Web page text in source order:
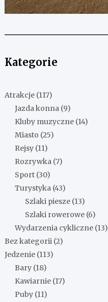
Kategorie
Atrakcje (117)
Jazda konna (9)
Kluby muzyczne (14)
Miasto (25)
Rejsy (11)
Rozrywka (7)
Sport (30)
Turystyka (43)
Szlaki piesze (13)
Szlaki rowerowe (6)
Wydarzenia cykliczne (13)
Bez kategorii (2)
Jedzenie (113)
Bary (18)
Kawiarnie (17)
Puby (11)